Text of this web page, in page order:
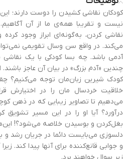
کودکان نقاشی کشیدن را دوست دارند؛
نیست و تقریبا همه‌ی ما از آن
نقاشی کردن، به‌گونه‌ای ابراز وجود کرده
می‌کند. در واقع سن وسال تقویمی
آدمی باشد. چه بسا کودکی با یک
چندین «آدم بزرگ» در بیان آن عاجز
کودک شیرین زبان‌مان توجه می‌کنیم؟
خلاقیت خردسال مان را در اختیارش
می‌دهیم تا تصاویر زیبایی که در ذهن
درآورد؟ آیا او را در این مسیر تشویق
بغل‌کردن و بوسیدن خلاصه می‌شود؟!
دلسوزی می‌بایست دائما در جریان رشد و
و جوابی قانع‌کننده برای آنها پیدا کند.